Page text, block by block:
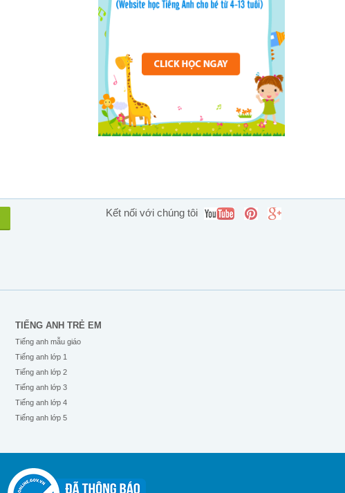
Kết nối với chúng tôi
TIẾNG ANH TRẺ EM
Tiếng anh mẫu giáo
Tiếng anh lớp 1
Tiếng anh lớp 2
Tiếng anh lớp 3
Tiếng anh lớp 4
Tiếng anh lớp 5